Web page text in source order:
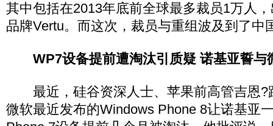
其中包括在2013年底前全球最多裁员1万人
品牌Vertu。而这次，裁员与重组波及到了中
WP7设备提前遭淘汰引质疑 诺基亚誓与
最近，硅谷资深人士、苹果前高管吉恩?
微软最近发布的Windows Phone 8让诺基亚